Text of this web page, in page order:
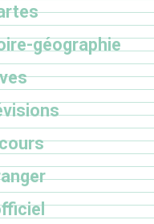
géographie